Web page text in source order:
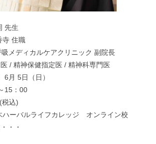
先生
寺 住職
メディカルケアクリニック 副院長
/ 精神保健指定医 / 精神科専門医
月 5日（日）
15：00
税込)
ハーバルライフカレッジ オンライン校
・・